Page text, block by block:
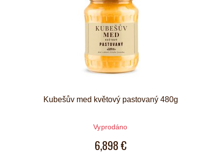
Kubešův med květový pastovaný 480g
Vyprodáno
6,898 €